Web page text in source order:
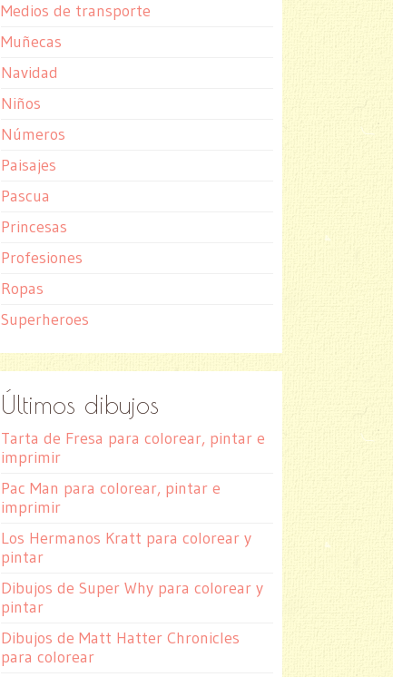
Medios de transporte
Muñecas
Navidad
Niños
Números
Paisajes
Pascua
Princesas
Profesiones
Ropas
Superheroes
Últimos dibujos
Tarta de Fresa para colorear, pintar e
imprimir
Pac Man para colorear, pintar e
imprimir
Los Hermanos Kratt para colorear y
pintar
Dibujos de Super Why para colorear y
pintar
Dibujos de Matt Hatter Chronicles
para colorear